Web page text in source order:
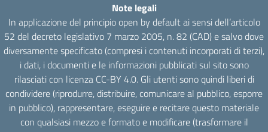
Note legali
In applicazione del principio open by default ai sensi dell’articolo
52 del decreto legislativo 7 marzo 2005, n. 82 (CAD) e salvo dove
diversamente specificato (compresi i contenuti incorporati di terzi),
i dati, i documenti e le informazioni pubblicati sul sito sono
rilasciati con licenza CC-BY 4.0. Gli utenti sono quindi liberi di
condividere (riprodurre, distribuire, comunicare al pubblico, esporre
in pubblico), rappresentare, eseguire e recitare questo materiale
con qualsiasi mezzo e formato e modificare (trasformare il